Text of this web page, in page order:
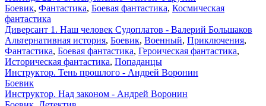
Боевик, Фантастика, Боевая фантастика, Космическая
фантастика
Диверсант 1. Наш человек Судоплатов - Валерий Большаков
Альтернативная история, Боевик, Военный, Приключения,
Фантастика, Боевая фантастика, Героическая фантастика,
Историческая фантастика, Попаданцы
Инструктор. Тень прошлого - Андрей Воронин
Боевик
Инструктор. Над законом - Андрей Воронин